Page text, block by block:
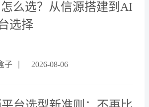
么选？从信源搭建到AI
选择
子 2026-08-06